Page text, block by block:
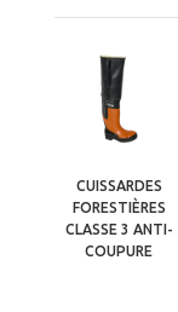
CUISSARDES
FORESTIÈRES
CLASSE 3 ANTI-
COUPURE